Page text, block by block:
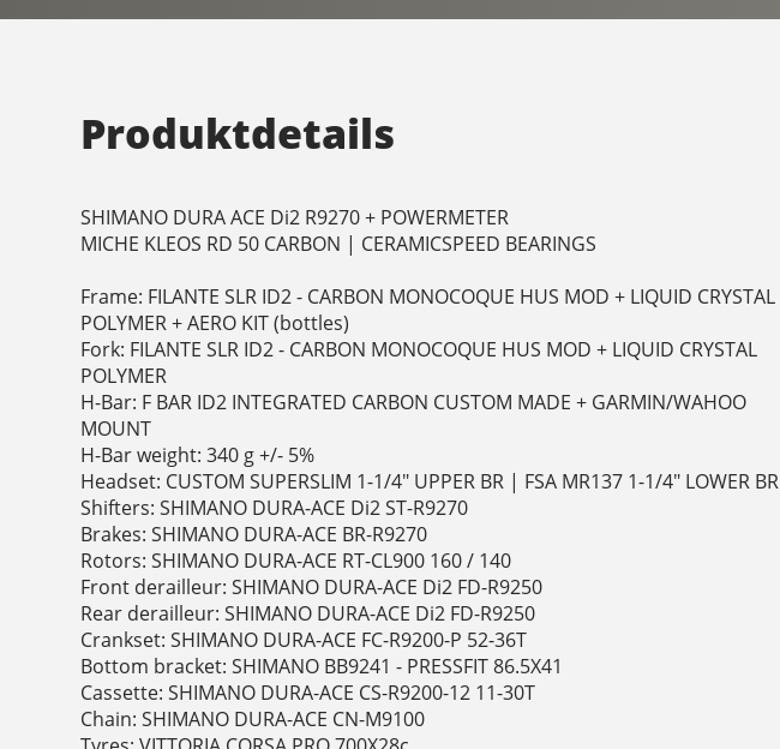
Produktdetails
SHIMANO DURA ACE Di2 R9270 + POWERMETER
MICHE KLEOS RD 50 CARBON | CERAMICSPEED BEARINGS
Frame: FILANTE SLR ID2 - CARBON MONOCOQUE HUS MOD + LIQUID CRYSTAL
POLYMER + AERO KIT (bottles)
Fork: FILANTE SLR ID2 - CARBON MONOCOQUE HUS MOD + LIQUID CRYSTAL
POLYMER
H-Bar: F BAR ID2 INTEGRATED CARBON CUSTOM MADE + GARMIN/WAHOO
MOUNT
H-Bar weight: 340 g +/- 5%
Headset: CUSTOM SUPERSLIM 1-1/4" UPPER BR | FSA MR137 1-1/4" LOWER BR
Shifters: SHIMANO DURA-ACE Di2 ST-R9270
Brakes: SHIMANO DURA-ACE BR-R9270
Rotors: SHIMANO DURA-ACE RT-CL900 160 / 140
Front derailleur: SHIMANO DURA-ACE Di2 FD-R9250
Rear derailleur: SHIMANO DURA-ACE Di2 FD-R9250
Crankset: SHIMANO DURA-ACE FC-R9200-P 52-36T
Bottom bracket: SHIMANO BB9241 - PRESSFIT 86.5X41
Cassette: SHIMANO DURA-ACE CS-R9200-12 11-30T
Chain: SHIMANO DURA-ACE CN-M9100